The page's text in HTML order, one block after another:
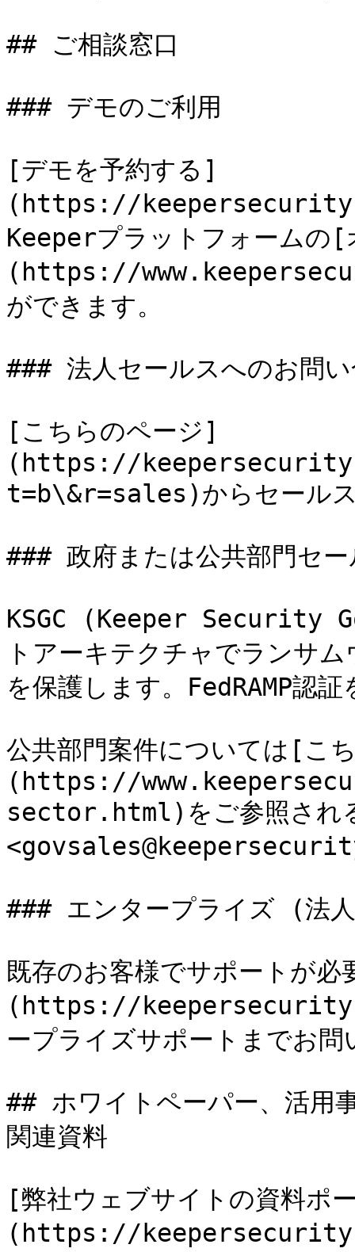
## ご相談窓口
### デモのご利用
[デモを予約する]
(https://
Keeperプラットフォームの
(https://
ができます。
### 法人セールスへのお問
[こちらのページ]
(https://
t=b\&r=sales)からセールス
### 政府または公共部門セー
KSGC (Keeper Security
トアーキテクチャでランサ
を保護します。FedRAMP認
公共部門案件については[こ
(https://
sector.html)をご参照され
### エンタープライズ (法
既存のお客様でサポートが
(https://
ープライズサポートまでお
## ホワイトペーパー、活用
関連資料
[弊社ウェブサイトの資料ポ
(https://